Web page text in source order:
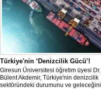
Türkiye'nin ‘Denizcilik Gücü’!
Giresun Üniversitesi öğretim üyesi Dr.
Bülent Akdemir, Türkiye'nin denizcilik
sektöründeki durumunu ve geleceğini